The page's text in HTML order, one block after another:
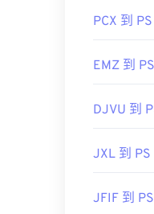
PCX 到 PS
EMZ 到 PS
DJVU 到
JXL 到 PS
JFIF 到 PS